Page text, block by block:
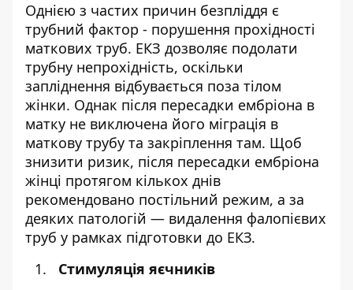
Однією з частих причин безпліддя є
трубний фактор - порушення прохідності
маткових труб. ЕКЗ дозволяє подолати
трубну непрохідність, оскільки
запліднення відбувається поза тілом
жінки. Однак після пересадки ембріона в
матку не виключена його міграція в
маткову трубу та закріплення там. Щоб
знизити ризик, після пересадки ембріона
жінці протягом кількох днів
рекомендовано постільний режим, а за
деяких патологій — видалення фалопієвих
труб у рамках підготовки до ЕКЗ.
Стимуляція яєчників